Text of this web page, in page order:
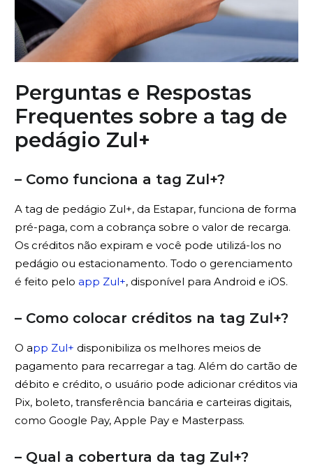
Perguntas e Respostas
Frequentes sobre a tag de
pedágio Zul+
– Como funciona a tag Zul+?
A tag de pedágio Zul+, da Estapar, funciona de forma
pré-paga, com a cobrança sobre o valor de recarga.
Os créditos não expiram e você pode utilizá-los no
pedágio ou estacionamento. Todo o gerenciamento
é feito pelo app Zul+, disponível para Android e iOS.
– Como colocar créditos na tag Zul+?
O app Zul+ disponibiliza os melhores meios de
pagamento para recarregar a tag. Além do cartão de
débito e crédito, o usuário pode adicionar créditos via
Pix, boleto, transferência bancária e carteiras digitais,
como Google Pay, Apple Pay e Masterpass.
– Qual a cobertura da tag Zul+?